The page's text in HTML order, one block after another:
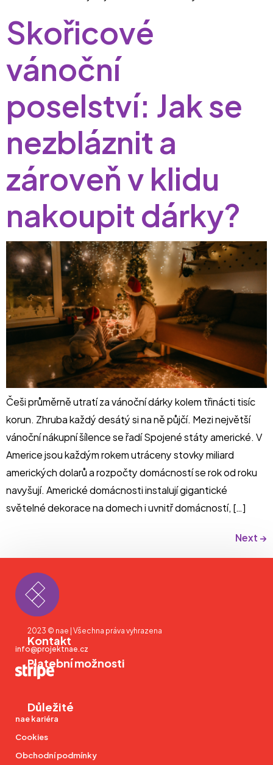
Skořicové
vánoční
poselství: Jak se
nezbláznit a
zároveň v klidu
nakoupit dárky?
Češi průměrně utratí za vánoční dárky kolem třinácti tisíc
korun. Zhruba každý desátý si na ně půjčí. Mezi největší
vánoční nákupní šílence se řadí Spojené státy americké. V
Americe jsou každým rokem utráceny stovky miliard
amerických dolarů a rozpočty domácností se rok od roku
navyšují. Americké domácnosti instalují gigantické
světelné dekorace na domech i uvnitř domácností, […]
Next→
2023 © nae | Všechna práva vyhrazena
Kontakt
info@projektnae.cz
Platební možnosti
Důležité
nae kariéra
Cookies
Obchodní podmínky